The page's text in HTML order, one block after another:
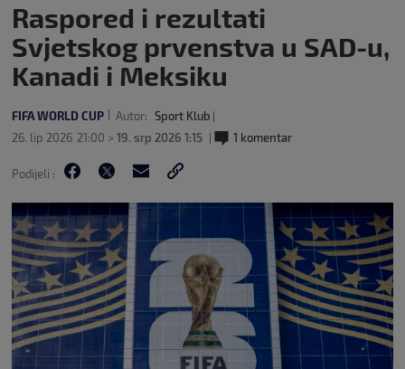
Raspored i rezultati
Svjetskog prvenstva u SAD-u,
Kanadi i Meksiku
FIFA WORLD CUP Autor: Sport Klub
26. lip 2026 21:00 > 19. srp 2026 1:15 1 komentar
Podijeli :